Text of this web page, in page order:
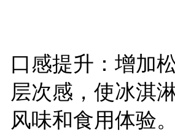
口感提升：增加
层次感，使冰淇
风味和食用体验。